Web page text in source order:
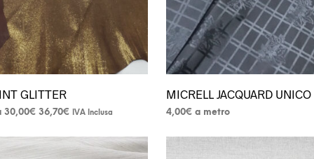
del
prodotto
GLITTER
A partire da30,00 €Fascia
prezzo:
da
IVA Inclusa
MICRELL JACQUARD UNICO
4,00€ a metro